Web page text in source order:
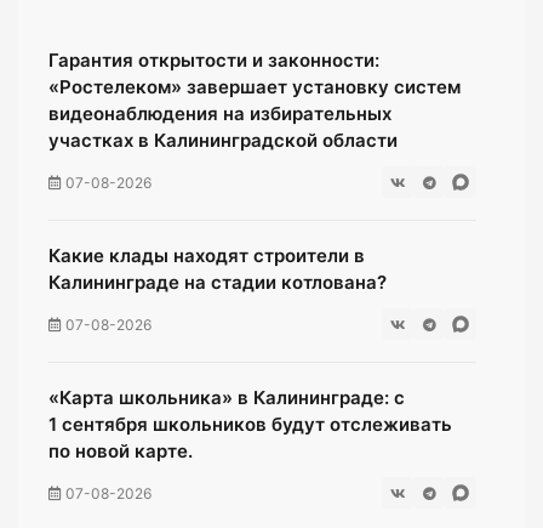
Гарантия открытости и законности:
«Ростелеком» завершает установку систем
видеонаблюдения на избирательных
участках в Калининградской области
07-08-2026
Какие клады находят строители в
Калининграде на стадии котлована?
07-08-2026
«Карта школьника» в Калининграде: с
1 сентября школьников будут отслеживать
по новой карте.
07-08-2026